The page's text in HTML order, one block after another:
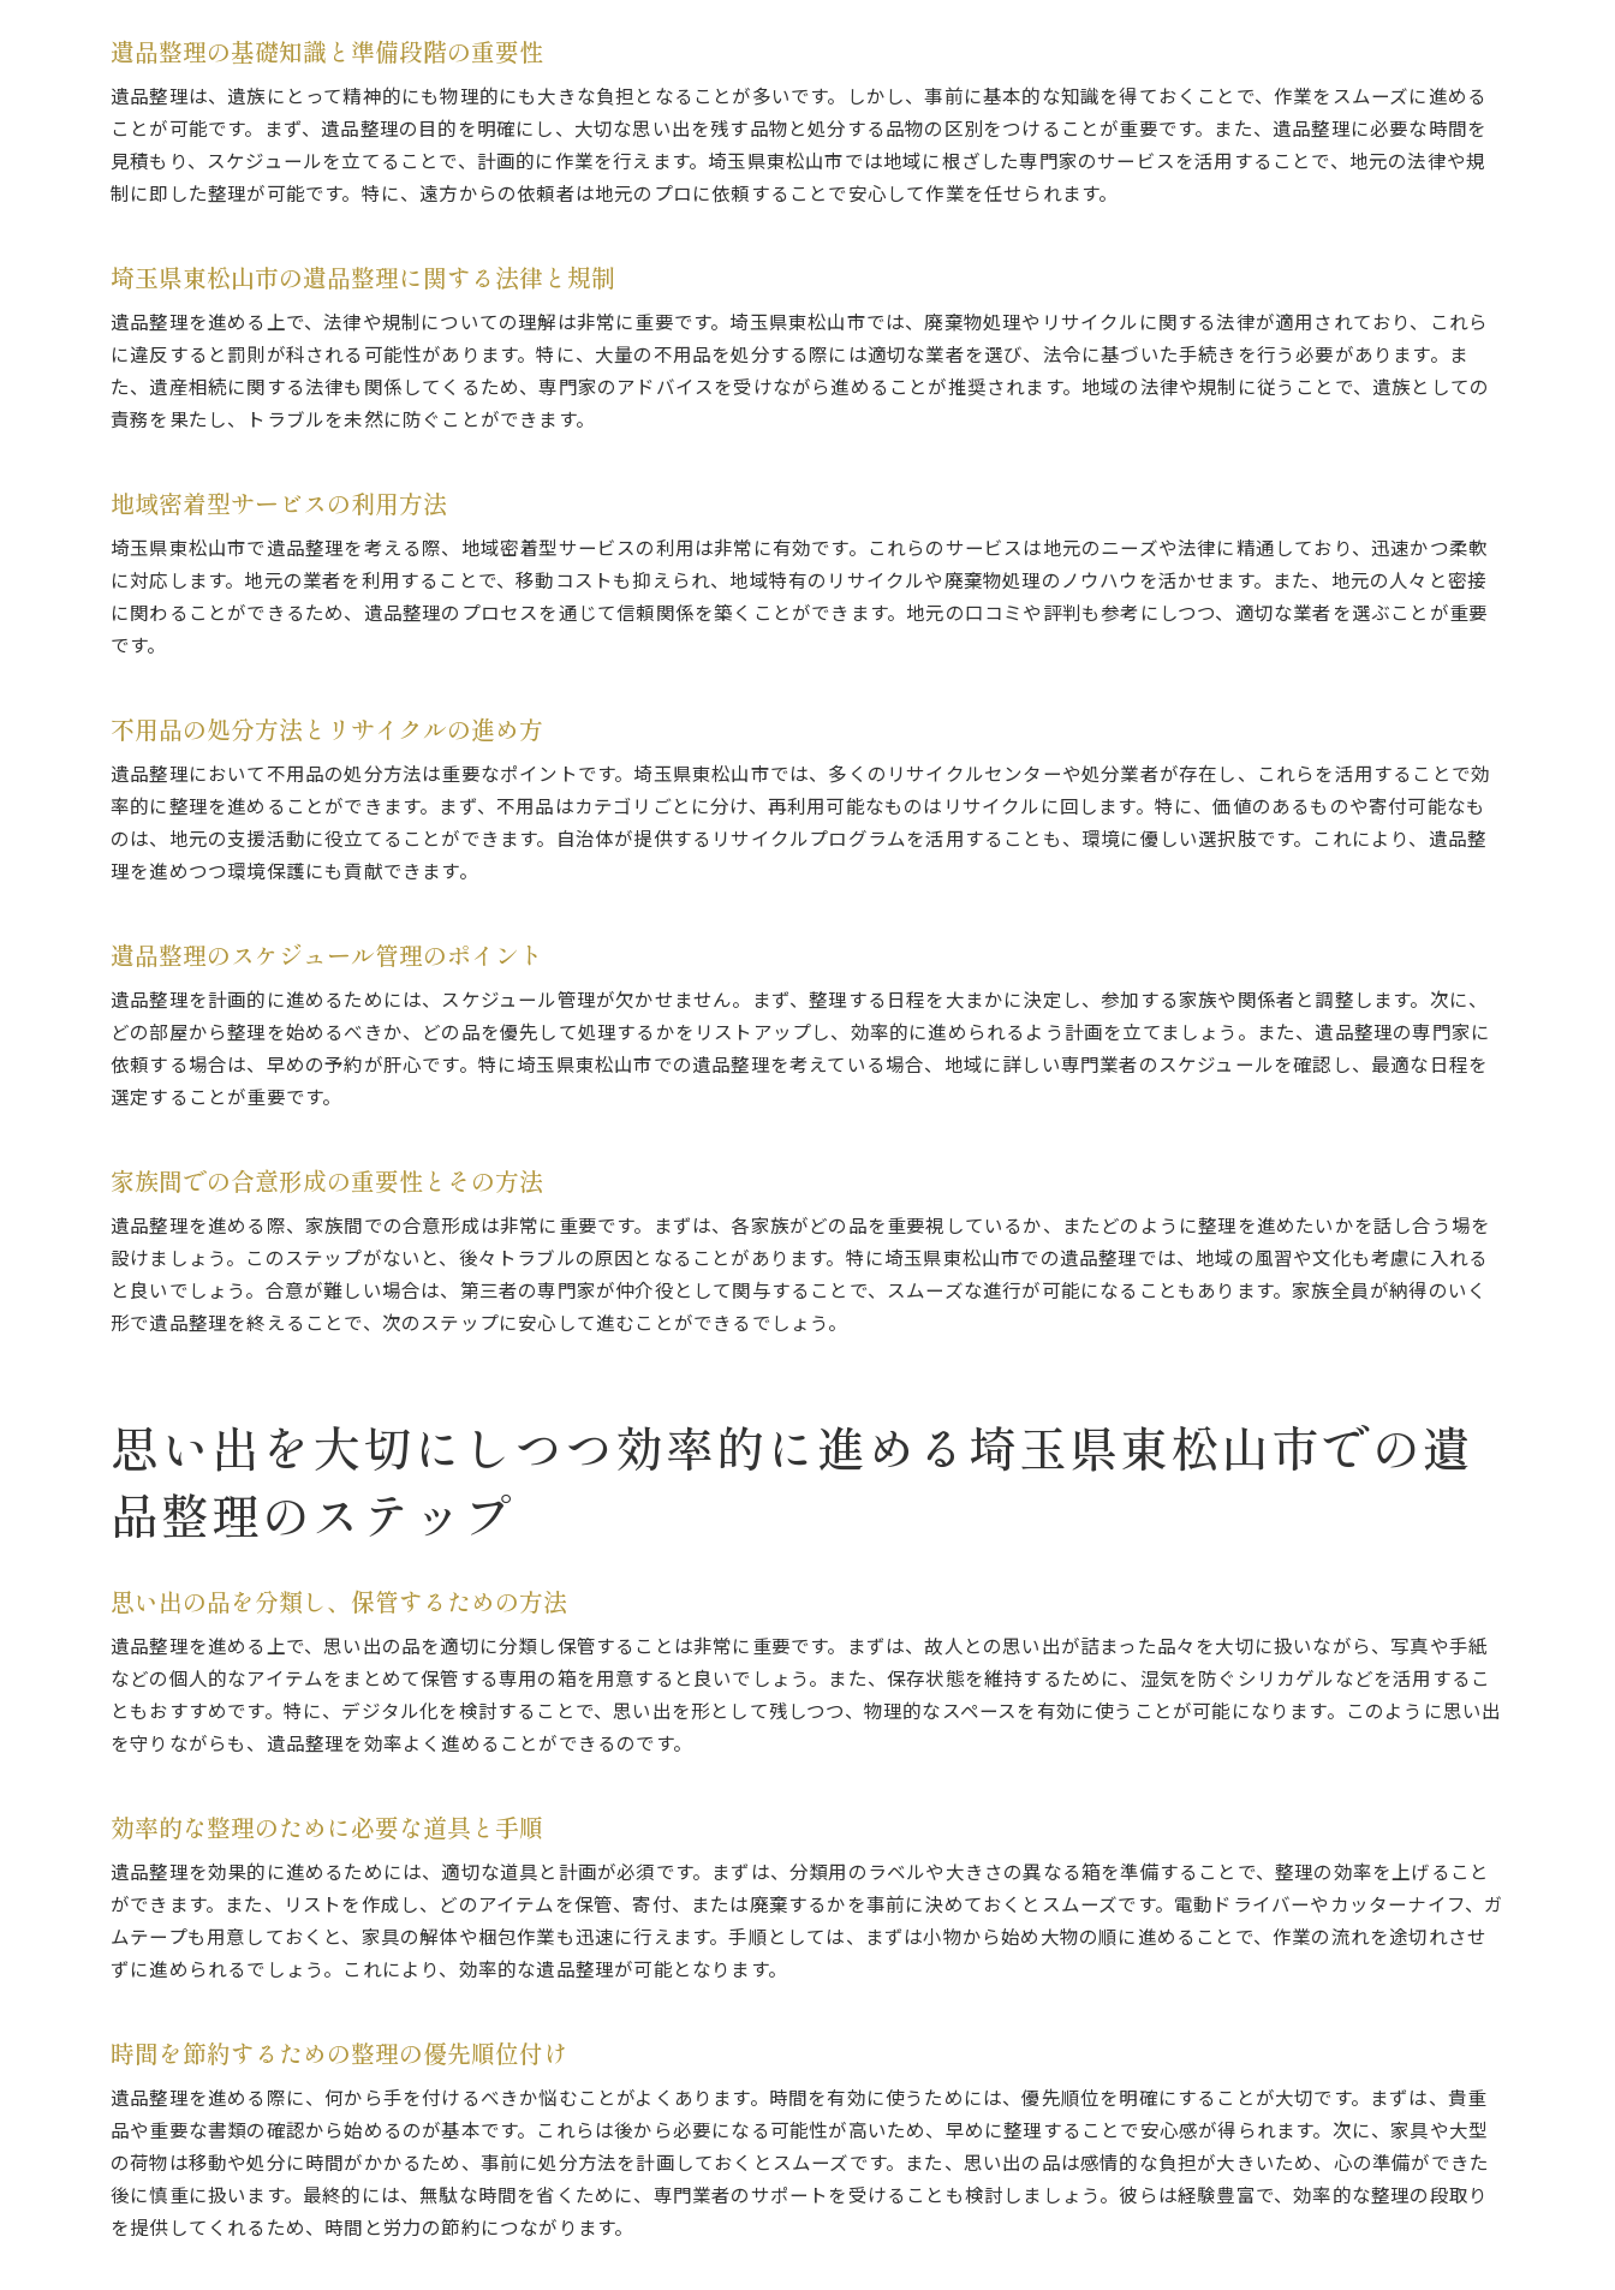
思い出を記録するためのデジタル化のすすめ
ストレスを軽減するためのメンタルケア
遠方からでも安心！プロが教える遺品整理の進め方と注意点
遠隔地からの依頼に対応するための準備
プロとのコミュニケーションを円滑に進める方法
信頼できる業者の選び方とその見極め方
委任手続きの進め方と必要書類について
トラブルを避けるための契約書の重要性
遺品整理をスムーズに進めるための埼玉県東松山市でのおすすめ業者選び
地域密着型業者の強みと活用法
業者の過去の実績と口コミ調査の意義
追加サービスの内容とその活用法
契約前に確認すべき重要なポイント
親族間の意見を尊重し合うための話し合いの手法
大切な品を失わないための整理方法
感情的な負担を減らすためのヒント
遺品の記録と共有の方法
節約できる遺品整理の進め方
地元のリサイクルセンター情報とその利用法
特典や割引サービスの活用法
自治体からの支援制度の活用
専門家が教える！遺品整理時に見落としがちなポイントと解決策
感情面でのケアを怠らないための方法
価値のある品を見逃さないためのチェック方法
重要書類の整理と保管方法
整理後の清掃とその重要性
よくある質問に答える！遺品整理の疑問を解消して安心して進める方法
遺品整理の法律と手続きに関するQA
遺品の売却に関する具体的なアドバイス
初めての方でも安心して進めるためのサポート
遺品整理の基礎知識と準備段階の重要性
遺品整理は、遺族にとって精神的にも物理的にも大きな負担となることが多いです。しかし、事前に基本的な知識を得ておくことで、作業をスムーズに進める
ことが可能です。まず、遺品整理の目的を明確にし、大切な思い出を残す品物と処分する品物の区別をつけることが重要です。また、遺品整理に必要な時間を
見積もり、スケジュールを立てることで、計画的に作業を行えます。埼玉県東松山市では地域に根ざした専門家のサービスを活用することで、地元の法律や規
制に即した整理が可能です。特に、遠方からの依頼者は地元のプロに依頼することで安心して作業を任せられます。
埼玉県東松山市の遺品整理に関する法律と規制
遺品整理を進める上で、法律や規制についての理解は非常に重要です。埼玉県東松山市では、廃棄物処理やリサイクルに関する法律が適用されており、これら
に違反すると罰則が科される可能性があります。特に、大量の不用品を処分する際には適切な業者を選び、法令に基づいた手続きを行う必要があります。ま
た、遺産相続に関する法律も関係してくるため、専門家のアドバイスを受けながら進めることが推奨されます。地域の法律や規制に従うことで、遺族としての
責務を果たし、トラブルを未然に防ぐことができます。
地域密着型サービスの利用方法
埼玉県東松山市で遺品整理を考える際、地域密着型サービスの利用は非常に有効です。これらのサービスは地元のニーズや法律に精通しており、迅速かつ柔軟
に対応します。地元の業者を利用することで、移動コストも抑えられ、地域特有のリサイクルや廃棄物処理のノウハウを活かせます。また、地元の人々と密接
に関わることができるため、遺品整理のプロセスを通じて信頼関係を築くことができます。地元の口コミや評判も参考にしつつ、適切な業者を選ぶことが重要
です。
不用品の処分方法とリサイクルの進め方
遺品整理において不用品の処分方法は重要なポイントです。埼玉県東松山市では、多くのリサイクルセンターや処分業者が存在し、これらを活用することで効
率的に整理を進めることができます。まず、不用品はカテゴリごとに分け、再利用可能なものはリサイクルに回します。特に、価値のあるものや寄付可能なも
のは、地元の支援活動に役立てることができます。自治体が提供するリサイクルプログラムを活用することも、環境に優しい選択肢です。これにより、遺品整
理を進めつつ環境保護にも貢献できます。
遺品整理のスケジュール管理のポイント
遺品整理を計画的に進めるためには、スケジュール管理が欠かせません。まず、整理する日程を大まかに決定し、参加する家族や関係者と調整します。次に、
どの部屋から整理を始めるべきか、どの品を優先して処理するかをリストアップし、効率的に進められるよう計画を立てましょう。また、遺品整理の専門家に
依頼する場合は、早めの予約が肝心です。特に埼玉県東松山市での遺品整理を考えている場合、地域に詳しい専門業者のスケジュールを確認し、最適な日程を
選定することが重要です。
家族間での合意形成の重要性とその方法
遺品整理を進める際、家族間での合意形成は非常に重要です。まずは、各家族がどの品を重要視しているか、またどのように整理を進めたいかを話し合う場を
設けましょう。このステップがないと、後々トラブルの原因となることがあります。特に埼玉県東松山市での遺品整理では、地域の風習や文化も考慮に入れる
と良いでしょう。合意が難しい場合は、第三者の専門家が仲介役として関与することで、スムーズな進行が可能になることもあります。家族全員が納得のいく
形で遺品整理を終えることで、次のステップに安心して進むことができるでしょう。
思い出を大切にしつつ効率的に進める埼玉県東松山市での遺
品整理のステップ
思い出の品を分類し、保管するための方法
遺品整理を進める上で、思い出の品を適切に分類し保管することは非常に重要です。まずは、故人との思い出が詰まった品々を大切に扱いながら、写真や手紙
などの個人的なアイテムをまとめて保管する専用の箱を用意すると良いでしょう。また、保存状態を維持するために、湿気を防ぐシリカゲルなどを活用するこ
ともおすすめです。特に、デジタル化を検討することで、思い出を形として残しつつ、物理的なスペースを有効に使うことが可能になります。このように思い出
を守りながらも、遺品整理を効率よく進めることができるのです。
効率的な整理のために必要な道具と手順
遺品整理を効果的に進めるためには、適切な道具と計画が必須です。まずは、分類用のラベルや大きさの異なる箱を準備することで、整理の効率を上げること
ができます。また、リストを作成し、どのアイテムを保管、寄付、または廃棄するかを事前に決めておくとスムーズです。電動ドライバーやカッターナイフ、ガ
ムテープも用意しておくと、家具の解体や梱包作業も迅速に行えます。手順としては、まずは小物から始め大物の順に進めることで、作業の流れを途切れさせ
ずに進められるでしょう。これにより、効率的な遺品整理が可能となります。
時間を節約するための整理の優先順位付け
遺品整理を進める際に、何から手を付けるべきか悩むことがよくあります。時間を有効に使うためには、優先順位を明確にすることが大切です。まずは、貴重
品や重要な書類の確認から始めるのが基本です。これらは後から必要になる可能性が高いため、早めに整理することで安心感が得られます。次に、家具や大型
の荷物は移動や処分に時間がかかるため、事前に処分方法を計画しておくとスムーズです。また、思い出の品は感情的な負担が大きいため、心の準備ができた
後に慎重に扱います。最終的には、無駄な時間を省くために、専門業者のサポートを受けることも検討しましょう。彼らは経験豊富で、効率的な整理の段取り
を提供してくれるため、時間と労力の節約につながります。